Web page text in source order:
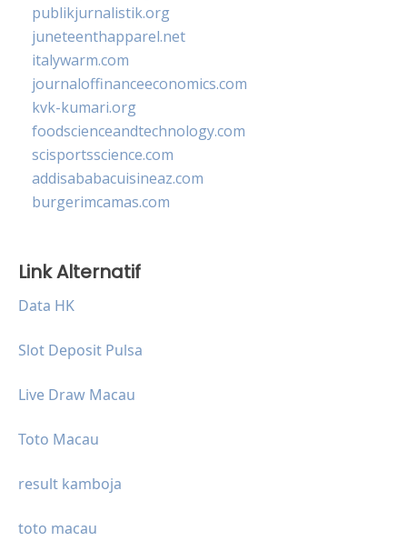
publikjurnalistik.org
juneteenthapparel.net
italywarm.com
journaloffinanceeconomics.com
kvk-kumari.org
foodscienceandtechnology.com
scisportsscience.com
addisababacuisineaz.com
burgerimcamas.com
Link Alternatif
Data HK
Slot Deposit Pulsa
Live Draw Macau
Toto Macau
result kamboja
toto macau